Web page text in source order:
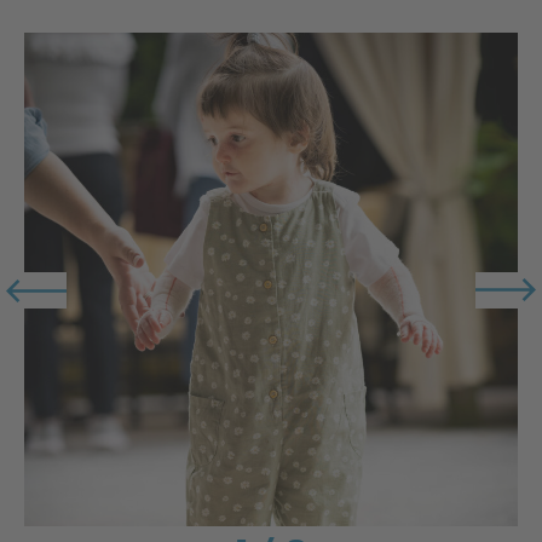
Vedersi in quello stato si ripercuote inevitabilmente sulla
vita quotidiana dei pazienti e dei familiari, dal punto di
vista fisico, psicologico e sociale.
Immaginate di potervi far male ad ogni movimento.
Sedersi su una superficie più dura, tirare su un paio di
jeans stretti, chiudere la cerniera, pettinarsi, indossare gli
occhiali, lavarsi i denti, mangiare, masticare, dormire e
camminare: tutti movimenti che, generando attrito con la
pelle, formano lesioni e vesciche nelle persone affette
L’EB è una malattia che non dà tregua a chi ne soffre. È
parte di loro ogni giorno. Negli Stati Uniti viene descritta
come “la peggiore malattia della storia”. In effetti, la